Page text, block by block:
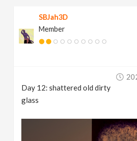
SBJah3D
Member
Day 12: shattered old dirty
glass